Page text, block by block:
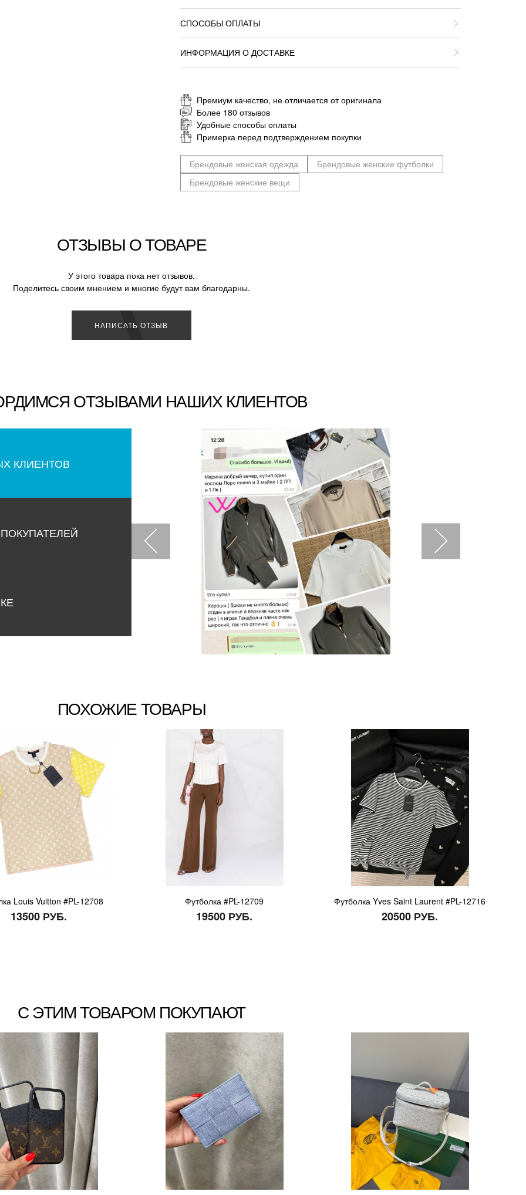
СПОСОБЫ ОПЛАТЫ
ИНФОРМАЦИЯ О ДОСТАВКЕ
Премиум качество, не отличается от оригинала
Более 180 отзывов
Удобные способы оплаты
Примерка перед подтверждением покупки
Брендовые женская одежда
Брендовые женские футболки
Брендовые женские вещи
ОТЗЫВЫ О ТОВАРЕ
У этого товара пока нет отзывов.
Поделитесь своим мнением и многие будут вам благодарны.
НАПИСАТЬ ОТЗЫВ
ОТЗЫВАМИ НАШИХ КЛИЕНТОВ
КЛИЕНТОВ
ПОХОЖИЕ ТОВАРЫ
Louis Vuitton #PL-12708
13500 РУБ.
Футболка #PL-12709
19500 РУБ.
Футболка Yves Saint Laurent #PL-12716
20500 РУБ.
С ЭТИМ ТОВАРОМ ПОКУПАЮТ